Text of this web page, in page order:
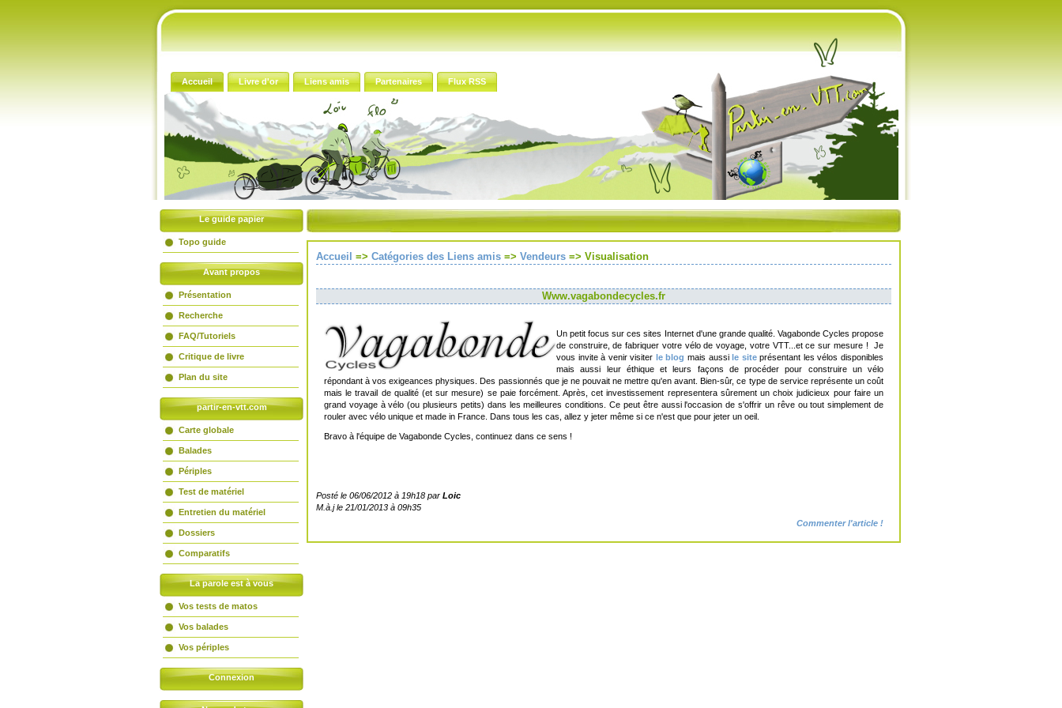
Accueil Livre d'or Liens amis Partenaires Flux RSS
Le guide papier
Topo guide
Avant propos
Présentation
Recherche
FAQ/Tutoriels
Critique de livre
Plan du site
partir-en-vtt.com
Carte globale
Balades
Périples
Test de matériel
Entretien du matériel
Dossiers
Comparatifs
La parole est à vous
Vos tests de matos
Vos balades
Vos périples
Connexion
Accueil => Catégories des Liens amis => Vendeurs => Visualisation
Www.vagabondecycles.fr
Un petit focus sur ces sites Internet d'une grande qualité. Vagabonde Cycles propose
de construire, de fabriquer votre vélo de voyage, votre VTT...et ce sur mesure ! Je
vous invite à venir visiter le blogmais aussile siteprésentant les vélos disponibles
mais aussi leur éthique et leurs façons de procéder pour construire un vélo
répondant à vos exigeances physiques. Des passionnés que je ne pouvait ne mettre qu'en avant. Bien-sûr, ce type de service représente un coût
mais le travail de qualité (et sur mesure) se paie forcément. Après, cet investissement representera sûrement un choix judicieux pour faire un
grand voyage à vélo (ou plusieurs petits) dans les meilleures conditions. Ce peut être aussi l'occasion de s'offrir un rêve ou tout simplement de
rouler avec vélo unique et made in France. Dans tous les cas, allez y jeter même si ce n'est que pour jeter un oeil.
Bravo à l'équipe de Vagabonde Cycles, continuez dans ce sens !
Posté le 06/06/2012 à 19h18 par Loic
M.à.j le 21/01/2013 à 09h35
Commenter l'article !